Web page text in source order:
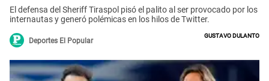
El defensa del Sheriff Tiraspol pisó el palito al ser provocado por los
internautas y generó polémicas en los hilos de Twitter.
Deportes El Popular
Gustavo Dulanto